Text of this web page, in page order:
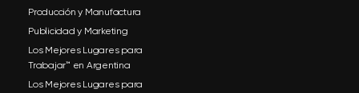
Producción y Manufactura
Publicidad y Marketing
Los Mejores Lugares para
Trabajar™ en Argentina
Los Mejores Lugares para